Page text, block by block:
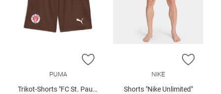
ZUR WUNSCHLISTE HINZUFÜGEN
PUMA
Trikot-Shorts "FC St. Pauli 26/27"
ZUR
NIKE
Shorts "Nike Unlimited"